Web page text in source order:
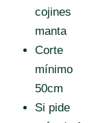
cojines
manta
Corte
mínimo
50cm
Si pide